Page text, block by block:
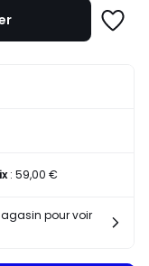
: 59,00 €
pour voir